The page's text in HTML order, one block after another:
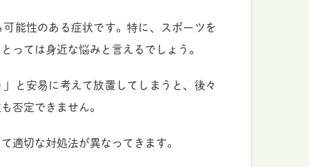
能性のある症状です。特に、スポーツを
っては身近な悩みと言えるでしょう。
と安易に考えて放置してしまうと、後々
否定できません。
適切な対処法が異なってきます。